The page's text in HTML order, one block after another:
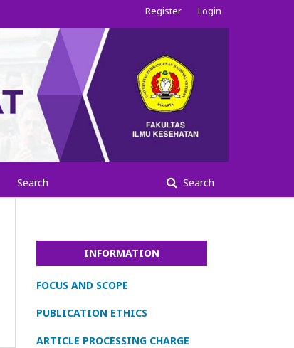
Search Search
Register Login
INFORMATION
FOCUS AND SCOPE
PUBLICATION ETHICS
ARTICLE PROCESSING CHARGE